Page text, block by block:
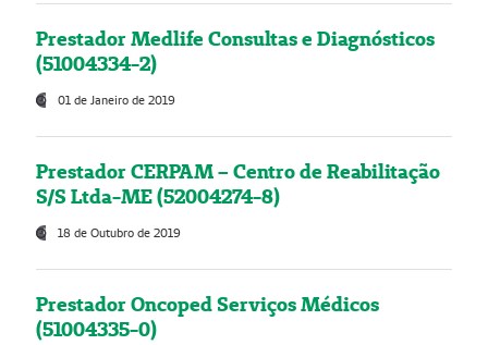
Prestador Medlife Consultas e Diagnósticos
(51004334-2)
01 de Janeiro de 2019
Prestador CERPAM – Centro de Reabilitação
S/S Ltda-ME (52004274-8)
18 de Outubro de 2019
Prestador Oncoped Serviços Médicos
(51004335-0)